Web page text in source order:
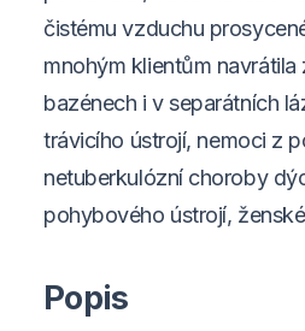
čistému vzduchu
mnohým klientům
bazénech i v separátních
trávicího ústrojí, nemoci z
netuberkulózní choroby
pohybového ústrojí,
Popis